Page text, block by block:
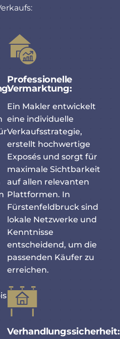
Professionelle
Vermarktung:
Ein Makler entwickelt
eine individuelle
Verkaufsstrategie,
erstellt hochwertige
Exposés und sorgt für
maximale Sichtbarkeit
auf allen relevanten
Plattformen. In
Fürstenfeldbruck sind
lokale Netzwerke und
Kenntnisse
entscheidend, um die
passenden Käufer zu
erreichen.
Verhandlungssicherheit: